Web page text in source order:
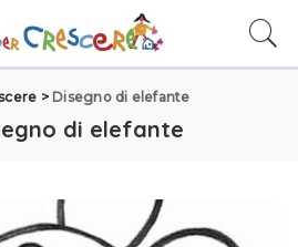
> Disegno di elefante
di elefante